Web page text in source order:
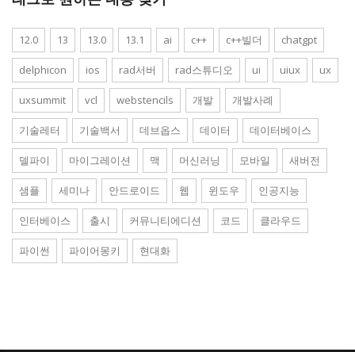
12.0 13 13.0 13.1 ai c++ c++빌더 chatgpt
delphicon ios rad서버 rad스튜디오 ui uiux ux
uxsummit vcl webstencils 개발 개발사례
기술레터 기술백서 데브옵스 데이터 데이터베이스
델파이 마이그레이션 맥 머신러닝 모바일 새버전
샘플 세미나 안드로이드 웹 윈도우 인공지능
인터베이스 출시 커뮤니티에디션 코드 클라우드
파이썬 파이어몽키 현대화